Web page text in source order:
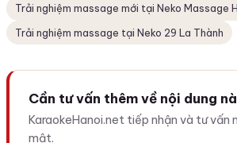
Trải nghiệm massage mới tại Neko Massage
Trải nghiệm massage tại Neko 29 La Thành
Cần tư vấn thêm về nội dung
KaraokeHanoi.net tiếp nhận và tư vấn
mật.